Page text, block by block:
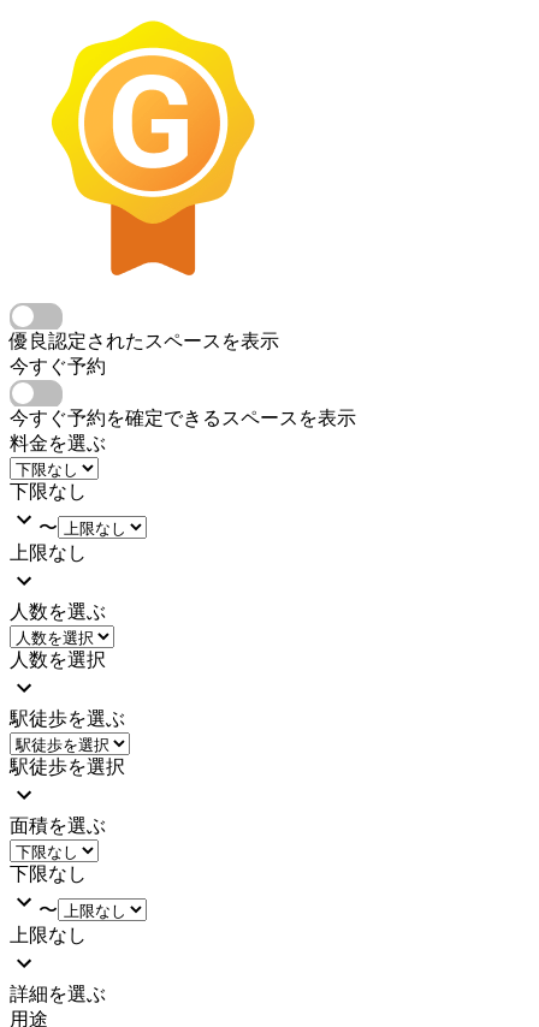
優良認定されたスペースを表示
今すぐ予約
今すぐ予約を確定できるスペースを表示
料金を選ぶ
下限なし
〜
上限なし
人数を選ぶ
人数を選択
駅徒歩を選ぶ
駅徒歩を選択
面積を選ぶ
下限なし
〜
上限なし
詳細を選ぶ
用途